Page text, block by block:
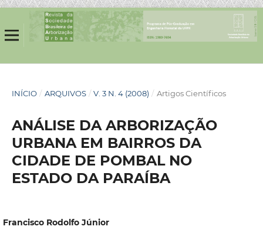
INÍCIO / ARQUIVOS / V. 3 N. 4 (2008) / Artigos Científicos
ANÁLISE DA ARBORIZAÇÃO
URBANA EM BAIRROS DA
CIDADE DE POMBAL NO
ESTADO DA PARAÍBA
Francisco Rodolfo Júnior